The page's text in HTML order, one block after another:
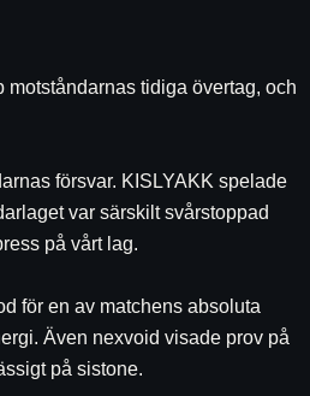
tidiga övertag, och
försvar. KISLYAKK spelade
var särskilt svårstoppad
på vårt lag.
för en av matchens absoluta
Även nexvoid visade prov på
på sistone.